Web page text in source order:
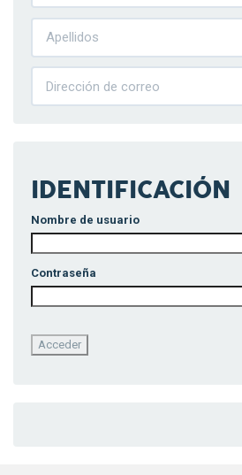
IDENTIFICACIÓN
Nombre de usuario
Contraseña